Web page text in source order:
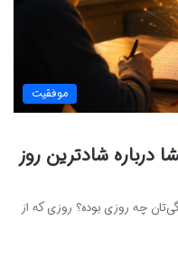
موفقیت
خوب در زندگی: 3 انشا درباره شادترین روز
چه روزی بوده؟ روزی که از